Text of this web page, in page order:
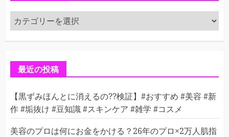
カ
テ
ゴ
最近の投稿
【黒ずみほんとに消えるの??検証】#おすすめ #美容 #新
作 #垢抜け #豆知識 #スキンケア #雑学 #コスメ
美容のプロは何にお金をかける？26年のプロ×2万人肌指